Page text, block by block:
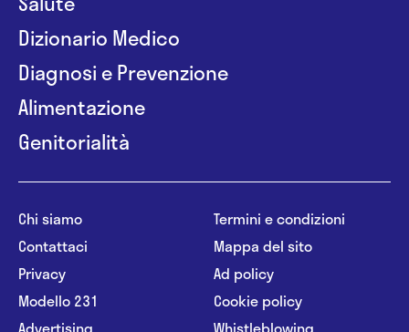
Dizionario Medico
Diagnosi e Prevenzione
Alimentazione
Genitorialità
Chi siamo
Contattaci
Privacy
Modello 231
Termini e condizioni
Mappa del sito
Ad policy
Cookie policy